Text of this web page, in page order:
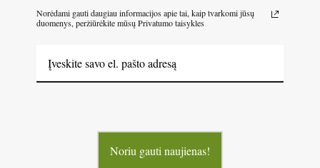
Norėdami gauti daugiau informacijos apie tai, kaip tvarkomi jūsų
duomenys, peržiūrėkite mūsų Privatumo taisykles
Noriu gauti naujienas!